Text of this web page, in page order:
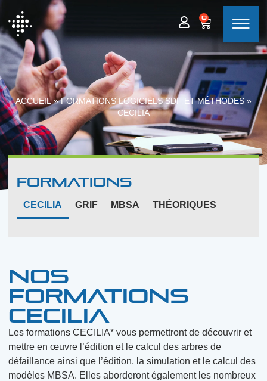
0
ACCUEIL»FORMATIONS LOGICIELS SDF ET MÉTHODES »
CECILIA
Formations
CECILIA GRIF MBSA THÉORIQUES
Nos
formations
CECILIA
Les formations CECILIA* vous permettront de découvrir et
mettre en œuvre l’édition et le calcul des arbres de
défaillance ainsi que l’édition, la simulation et le calcul des
modèles MBSA. Elles aborderont également les nombreux